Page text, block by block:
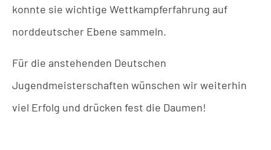
konnte sie wichtige Wettkampferfahrung auf
norddeutscher Ebene sammeln.
Für die anstehenden Deutschen
Jugendmeisterschaften wünschen wir weiterhin
viel Erfolg und drücken fest die Daumen!